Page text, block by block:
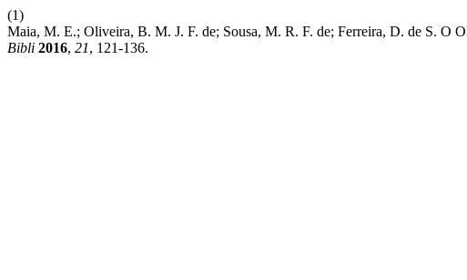
(1)
Maia, M. E.; Oliveira, B. M. J. F. de; Sousa, M. R. F. de; Ferreira, D. de S. O
Bibli 2016, 21, 121-136.